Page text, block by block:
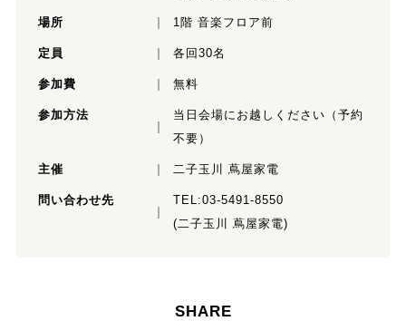
場所 1階 音楽フロア前
定員 各回30名
参加費 無料
参加方法
当日会場にお越しください（予約
不要）
主催 二子玉川 蔦屋家電
問い合わせ先
TEL:03-5491-8550
(二子玉川 蔦屋家電)
SHARE